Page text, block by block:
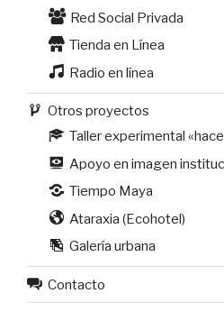
Red Social Privada
Tienda en Línea
Radio en línea
Otros proyectos
Taller experimental
Apoyo en imagen
Tiempo Maya
Ataraxia (Ecohotel)
Galería urbana
Contacto